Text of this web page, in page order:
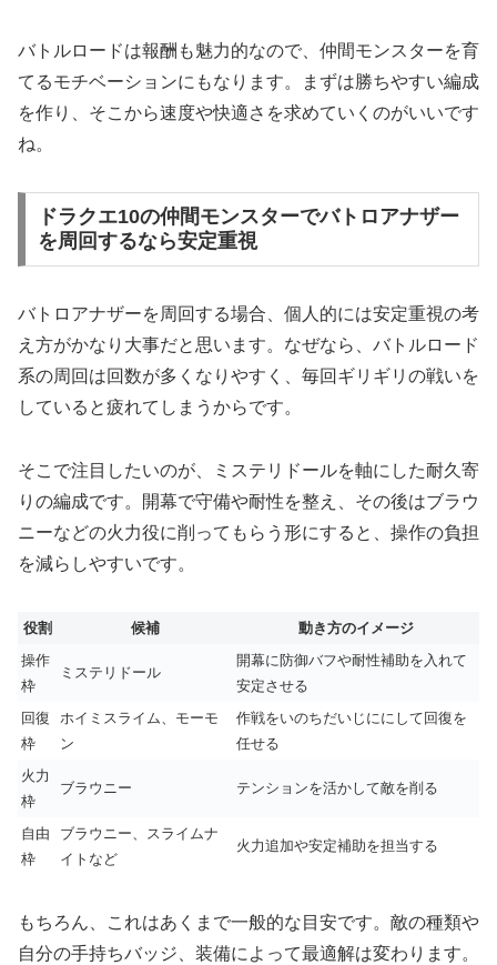
バトルロードは報酬も魅力的なので、仲間モンスターを育
てるモチベーションにもなります。まずは勝ちやすい編成
を作り、そこから速度や快適さを求めていくのがいいです
ね。
ドラクエ10の仲間モンスターでバトロアナザー
を周回するなら安定重視
バトロアナザーを周回する場合、個人的には安定重視の考
え方がかなり大事だと思います。なぜなら、バトルロード
系の周回は回数が多くなりやすく、毎回ギリギリの戦いを
していると疲れてしまうからです。
そこで注目したいのが、ミステリドールを軸にした耐久寄
りの編成です。開幕で守備や耐性を整え、その後はブラウ
ニーなどの火力役に削ってもらう形にすると、操作の負担
を減らしやすいです。
役割 候補
動き方のイメージ
操作
枠
ミステリドール
開幕に防御バフや耐性補助を入れて
安定させる
回復
枠
ホイミスライム、モーモ
ン
作戦をいのちだいじににして回復を
任せる
火力
枠
ブラウニー テンションを活かして敵を削る
自由
枠
ブラウニー、スライムナ
イトなど
火力追加や安定補助を担当する
もちろん、これはあくまで一般的な目安です。敵の種類や
自分の手持ちバッジ、装備によって最適解は変わります。